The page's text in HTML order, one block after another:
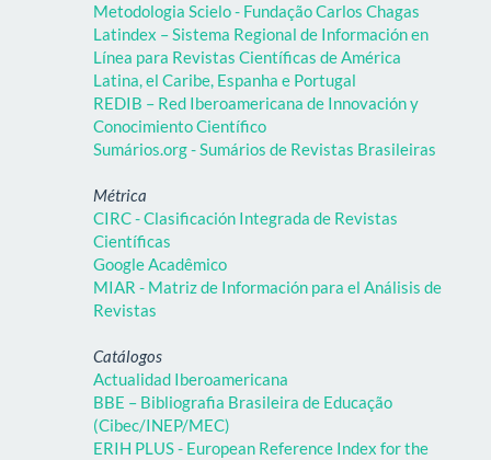
Metodologia Scielo - Fundação Carlos Chagas
Latindex – Sistema Regional de Información en
Línea para Revistas Científicas de América
Latina, el Caribe, Espanha e Portugal
REDIB – Red Iberoamericana de Innovación y
Conocimiento Científico
Sumários.org - Sumários de Revistas Brasileiras
Métrica
CIRC - Clasificación Integrada de Revistas
Científicas
Google Acadêmico
MIAR - Matriz de Información para el Análisis de
Revistas
Catálogos
Actualidad Iberoamericana
BBE – Bibliografia Brasileira de Educação
(Cibec/INEP/MEC)
ERIH PLUS - European Reference Index for the